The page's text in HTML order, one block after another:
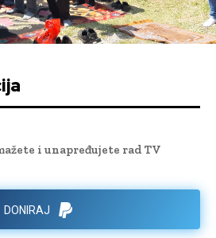
i unapređujete rad TV
DONIRAJ